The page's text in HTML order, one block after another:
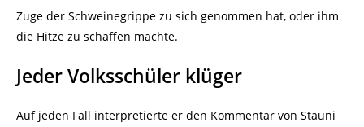
Zuge der Schweinegrippe zu sich genommen hat, oder ihm
die Hitze zu schaffen machte.
Jeder Volksschüler klüger
Auf jeden Fall interpretierte er den Kommentar von Stauni